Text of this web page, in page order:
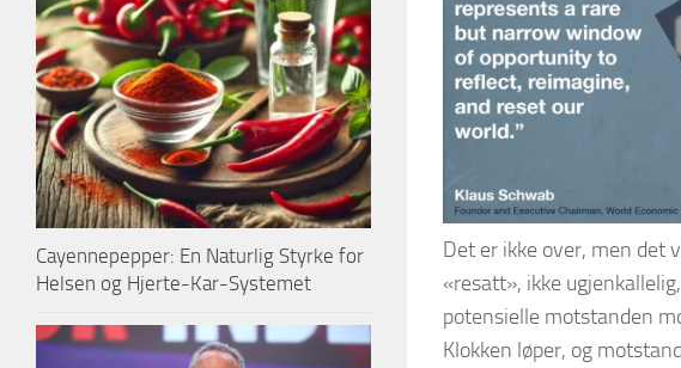
Det er ikke over, men det
«resatt», ikke
potensielle motstanden
Klokken løper, og
Cayennepepper: En Naturlig Styrke for
Helsen og Hjerte-Kar-Systemet